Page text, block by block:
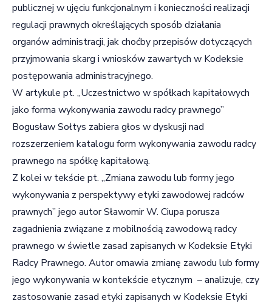
publicznej w ujęciu funkcjonalnym i konieczności realizacji
regulacji prawnych określających sposób działania
organów administracji, jak choćby przepisów dotyczących
przyjmowania skarg i wniosków zawartych w Kodeksie
postępowania administracyjnego.
W artykule pt. „Uczestnictwo w spółkach kapitałowych
jako forma wykonywania zawodu radcy prawnego”
Bogusław Sołtys zabiera głos w dyskusji nad
rozszerzeniem katalogu form wykonywania zawodu radcy
prawnego na spółkę kapitałową.
Z kolei w tekście pt. „Zmiana zawodu lub formy jego
wykonywania z perspektywy etyki zawodowej radców
prawnych” jego autor Sławomir W. Ciupa porusza
zagadnienia związane z mobilnością zawodową radcy
prawnego w świetle zasad zapisanych w Kodeksie Etyki
Radcy Prawnego. Autor omawia zmianę zawodu lub formy
jego wykonywania w kontekście etycznym – analizuje, czy
zastosowanie zasad etyki zapisanych w Kodeksie Etyki